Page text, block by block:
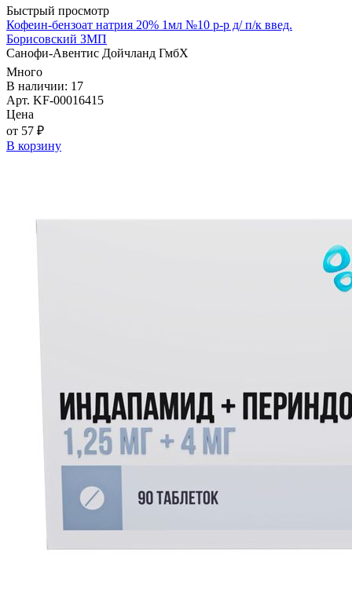
Быстрый просмотр
Кофеин-бензоат натрия 20% 1мл №10 р-р д/ п/к введ.
Борисовский ЗМП
Санофи-Авентис Дойчланд ГмбХ
Много
В наличии: 17
Арт. KF-00016415
Цена
от 57 ₽
В корзину